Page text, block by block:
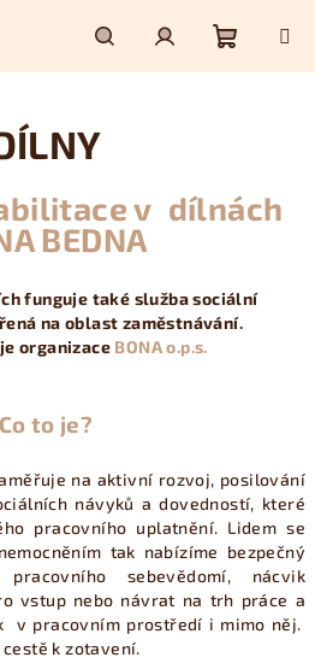
HledatPřihlášení
v dílnách
BEDNA
funguje také služba sociální
na oblast zaměstnávání.
organizace BONA o.p.s.
Co to je?
na aktivní rozvoj, posilování
návyků a dovedností, které
pracovního uplatnění. Lidem se
tak nabízíme bezpečný
sebevědomí, nácvik
vstup nebo návrat na trh práce a
v pracovním prostředí i mimo něj.
k zotavení.